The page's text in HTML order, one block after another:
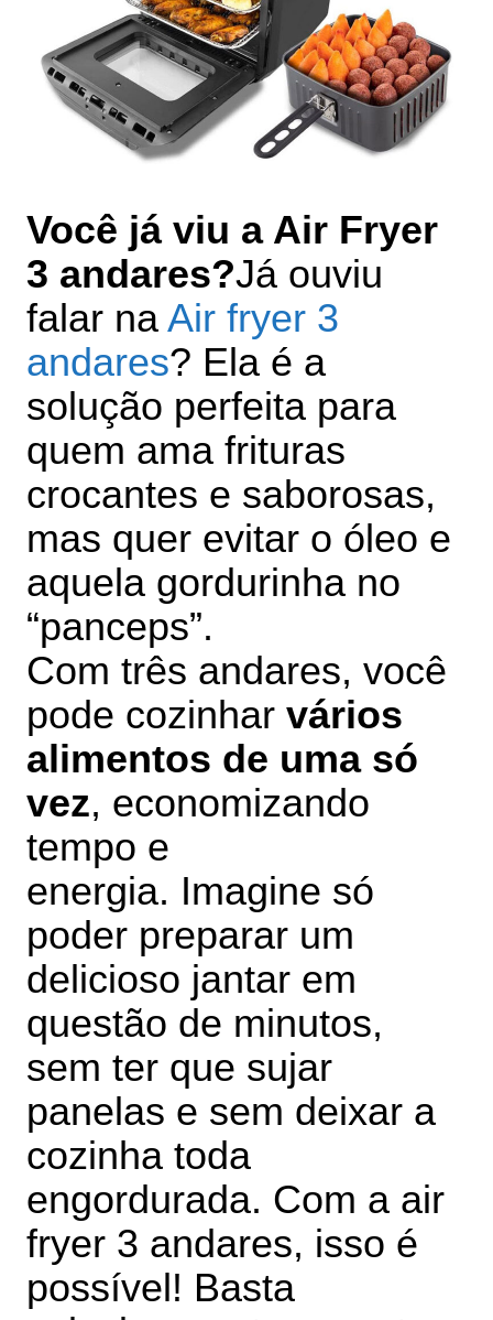
Você já viu a Air Fryer
3 andares?Já ouviu
falar naAir fryer 3
andares? Ela é a
solução perfeita para
quem ama frituras
crocantes e saborosas,
mas quer evitar o óleo e
aquela gordurinha no
“panceps”.
Com três andares, você
pode cozinhar vários
alimentos de uma só
vez, economizando
tempo e
energia. Imagine só
poder preparar um
delicioso jantar em
questão de minutos,
sem ter que sujar
panelas e sem deixar a
cozinha toda
engordurada. Com a air
fryer 3 andares, isso é
possível! Basta